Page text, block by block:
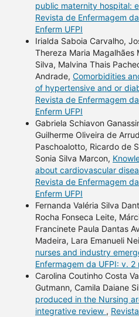
public maternity hospital:
Revista de Enfermagem
Enferm UFPI
Irialda Saboia Carvalho,
Thereza Maria Magalhães
Silva, Malvina Thais
Andrade, Comorbidities
of hypertensive and or
Revista de Enfermagem
Enferm UFPI
Gabriela Schiavon
Guilherme Oliveira de
Paschoalotto, Ricardo de
Sonia Silva Marcon,
about cardiovascular
Revista de Enfermagem
Enferm UFPI
Fernanda Valéria Silva
Rocha Fonseca Leite,
Francinete Paula Dantas
Madeira, Lara Emanueli
nurses and industry
Enfermagem da UFPI: v.
Carolina Coutinho Costa
Gutmann, Camila Daiane
produced in the Nursing
integrative review ,